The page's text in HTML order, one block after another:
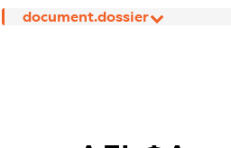
document.dossier